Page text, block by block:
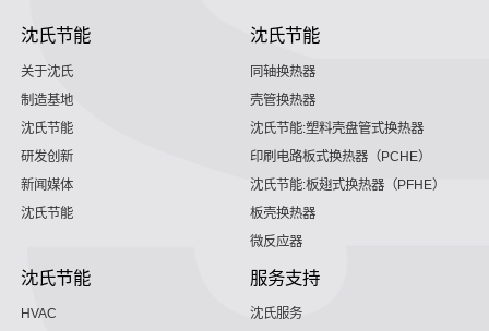
沈氏节能
关于沈氏
制造基地
沈氏节能
研发创新
新闻媒体
沈氏节能
沈氏节能
同轴换热器
壳管换热器
沈氏节能:塑料壳盘管式换热器
印刷电路板式换热器（PCHE）
沈氏节能:板翅式换热器（PFHE）
板壳换热器
微反应器
沈氏节能
HVAC
服务支持
沈氏服务